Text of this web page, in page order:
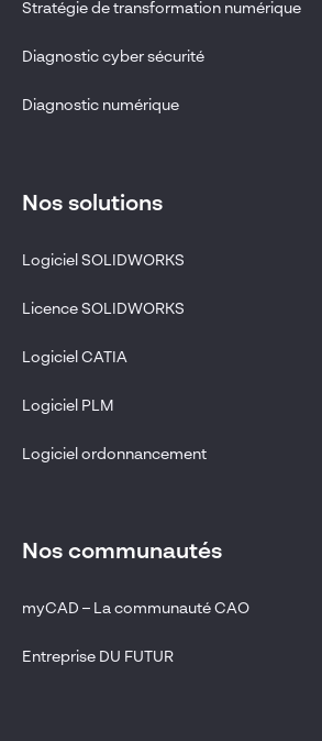
Stratégie de transformation numérique
Diagnostic cyber sécurité
Diagnostic numérique
Nos solutions
Logiciel SOLIDWORKS
Licence SOLIDWORKS
Logiciel CATIA
Logiciel PLM
Logiciel ordonnancement
Nos communautés
myCAD – La communauté CAO
Entreprise DU FUTUR